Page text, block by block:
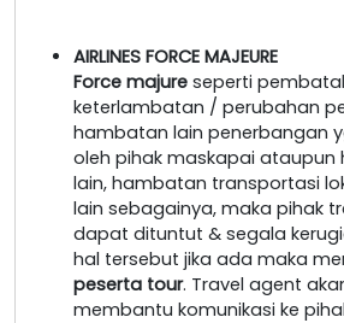
AIRLINES FORCE MAJEURE
Force majure seperti
keterlambatan / perubahan
hambatan lain penerbangan
oleh pihak maskapai ataupun
lain, hambatan transportasi
lain sebagainya, maka pihak
dapat dituntut & segala
hal tersebut jika ada maka
peserta tour. Travel agent
membantu komunikasi ke